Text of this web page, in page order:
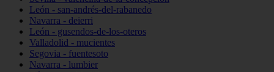
León - san-andrés-del-rabanedo
Navarra - deierri
León - gusendos-de-los-oteros
Valladolid - mucientes
Segovia - fuentesoto
Navarra - lumbier